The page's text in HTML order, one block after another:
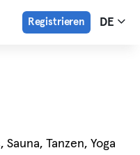
Registrieren DE
Tanzen, Yoga